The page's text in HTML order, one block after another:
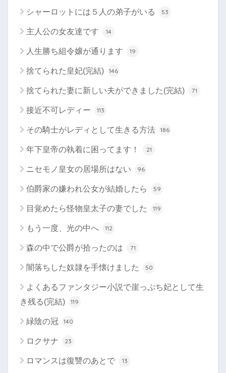
シャーロットには５人の弟子がいる 53
主人公の女友達です 14
人生勝ち組令嬢が通ります 19
捨てられた皇妃(完結) 146
捨てられた妻に新しい夫ができました(完結) 71
接近不可レディー 113
その騎士がレディとして生きる方法 186
年下皇帝の執着に困ってます！ 21
ニセモノ皇女の居場所はない 96
伯爵家の嫌われ公女が結婚したら 59
目覚めたら怪物皇太子の妻でした 119
もう一度、光の中へ 112
森の中で公爵が拾ったのは 71
闇落ちした奴隷を手懐けました 50
よくあるファンタジー小説で崖っぷち妃として生
き残る(完結)
119
緑陰の冠 140
ロクサナ 23
ロマンスは復讐のあとで 13